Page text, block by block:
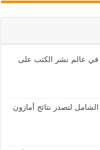
بولت 2.0: ثورة في عالم نشر الكتب على
لتصدر نتائج أمازون